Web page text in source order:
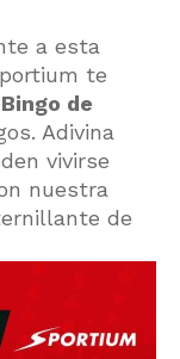
a esta
te
de
Adivina
vivirse
nuestra
de